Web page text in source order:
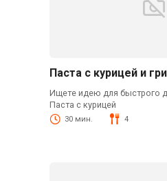
Паста с курицей и
Ищете идею для быстрого
Паста с курицей
30 мин. 4